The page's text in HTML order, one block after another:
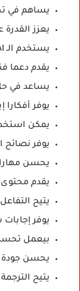
يساهم في
يعزز
يستخدم الـ AI لتحليل النصوص وفهم الجو.
يقدم دعما
يساعد في
يوفر
يمكن
يوفر نصائح
يحسن
يقدم
يتيح
يوفر
بيعمل
يحسن جودة
يتيح